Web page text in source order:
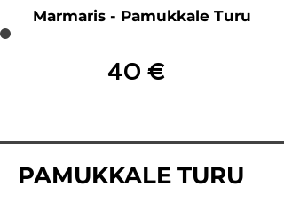
Marmaris - Pamukkale Turu
40 €
PAMUKKALE TURU